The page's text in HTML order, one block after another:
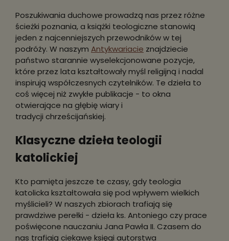
Poszukiwania duchowe prowadzą nas przez różne
ścieżki poznania, a książki teologiczne stanowią
jeden z najcenniejszych przewodników w tej
podróży. W naszym Antykwariacie znajdziecie
państwo starannie wyselekcjonowane pozycje,
które przez lata kształtowały myśl religijną i nadal
inspirują współczesnych czytelników. Te dzieła to
coś więcej niż zwykłe publikacje - to okna
otwierające na głębię wiary i
tradycji chrześcijańskiej.
Klasyczne dzieła teologii
katolickiej
Kto pamięta jeszcze te czasy, gdy teologia
katolicka kształtowała się pod wpływem wielkich
myślicieli? W naszych zbiorach trafiają się
prawdziwe perełki - dzieła ks. Antoniego czy prace
poświęcone nauczaniu Jana Pawła II. Czasem do
nas trafiają ciekawe księgi autorstwa